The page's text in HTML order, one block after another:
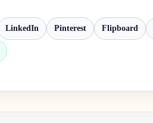
LinkedIn Pinterest Flipboard